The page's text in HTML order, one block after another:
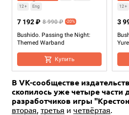
12+
Eng
Bushido. Passing the Night:
Themed Warband
7 192 ₽ 8 990 ₽ -20%
Купить
12+
3
В VK-сообществе
скопилось уже четыре части
разработчиков игры
вторая третья и четвёртая